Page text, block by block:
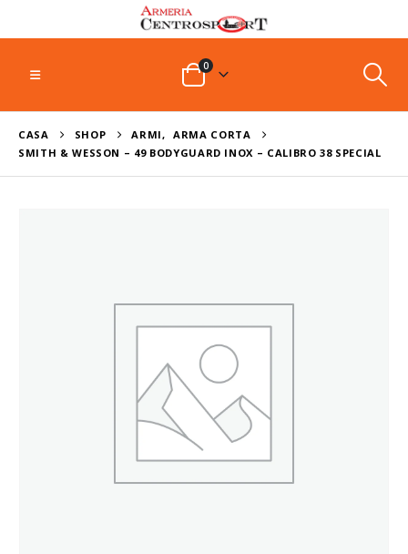
0
CASA SHOP ARMI,
ARMA CORTA
SMITH & WESSON – 49 BODYGUARD INOX – CALIBRO 38 SPECIAL